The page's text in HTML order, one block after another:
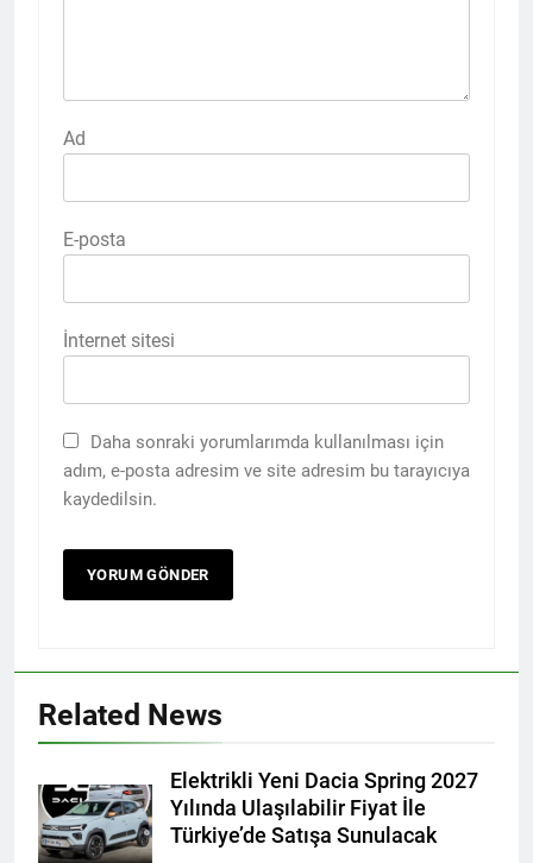
Ad
E-posta
İnternet sitesi
Daha sonraki yorumlarımda kullanılması için
adım, e-posta adresim ve site adresim bu tarayıcıya
kaydedilsin.
Related News
Elektrikli Yeni Dacia Spring 2027
Yılında Ulaşılabilir Fiyat İle
Türkiye’de Satışa Sunulacak